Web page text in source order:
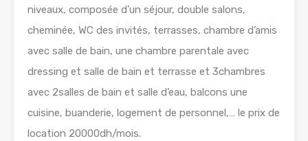
niveaux, composée d’un séjour, double salons,
cheminée, WC des invités, terrasses, chambre d’amis
avec salle de bain, une chambre parentale avec
dressing et salle de bain et terrasse et 3chambres
avec 2salles de bain et salle d’eau, balcons une
cuisine, buanderie, logement de personnel,… le prix de
location 20000dh/mois.